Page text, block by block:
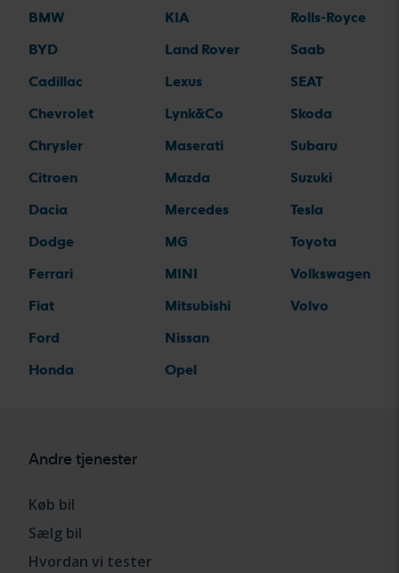
BMW
BYD
Cadillac
Chevrolet
Chrysler
Citroen
Dacia
Dodge
Ferrari
Fiat
Ford
Honda
KIA
Land Rover
Lexus
Lynk&Co
Maserati
Mazda
Mercedes
MG
MINI
Mitsubishi
Nissan
Opel
Rolls-Royce
Saab
SEAT
Skoda
Subaru
Suzuki
Tesla
Toyota
Volkswagen
Volvo
Andre tjenester
Køb bil
Sælg bil
Hvordan vi tester